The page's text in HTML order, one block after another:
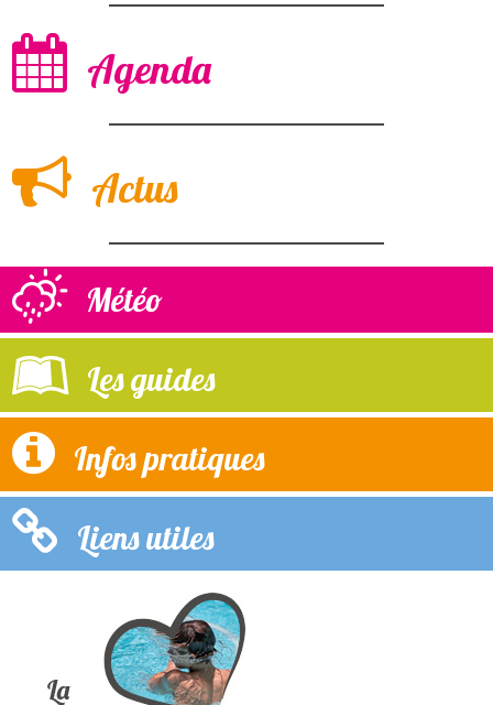
Agenda
Actus
Météo
Les guides
Infos pratiques
Liens utiles